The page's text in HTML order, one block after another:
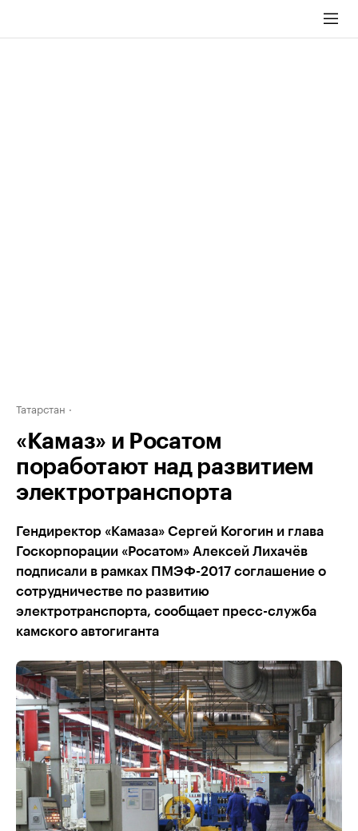
Татарстан
«Камаз» и Росатом
поработают над развитием
электротранспорта
Гендиректор «Камаза» Сергей Когогин и глава
Госкорпорации «Росатом» Алексей Лихачёв
подписали в рамках ПМЭФ-2017 соглашение о
сотрудничестве по развитию
электротранспорта, сообщает пресс-служба
камского автогиганта